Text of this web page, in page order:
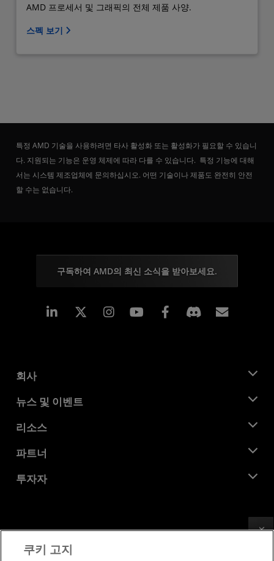
AMD 프로세서 및 그래픽의 전체 제품 사양.
스펙 보기
특정 AMD 기술을 사용하려면 타사 활성화 또는 활성화가 필요할 수 있습니
다. 지원되는 기능은 운영 체제에 따라 다를 수 있습니다. 특정 기능에 대해
서는 시스템 제조업체에 문의하십시오. 어떤 기술이나 제품도 완전히 안전
할 수는 없습니다.
구독하여 AMD의 최신 소식을 받아보세요.
Linkedin Instagram Facebook
회사
AMD 소개
기업의 사회적 책임
채용
문의하기
뉴스 및 이벤트
뉴스룸
미디어 라이브러리
리소스
개발자 센트럴
사례 연구
파트너
AMD 파트너 허브
투자자
이사위원회
거버넌스 문서
쿠키 고지